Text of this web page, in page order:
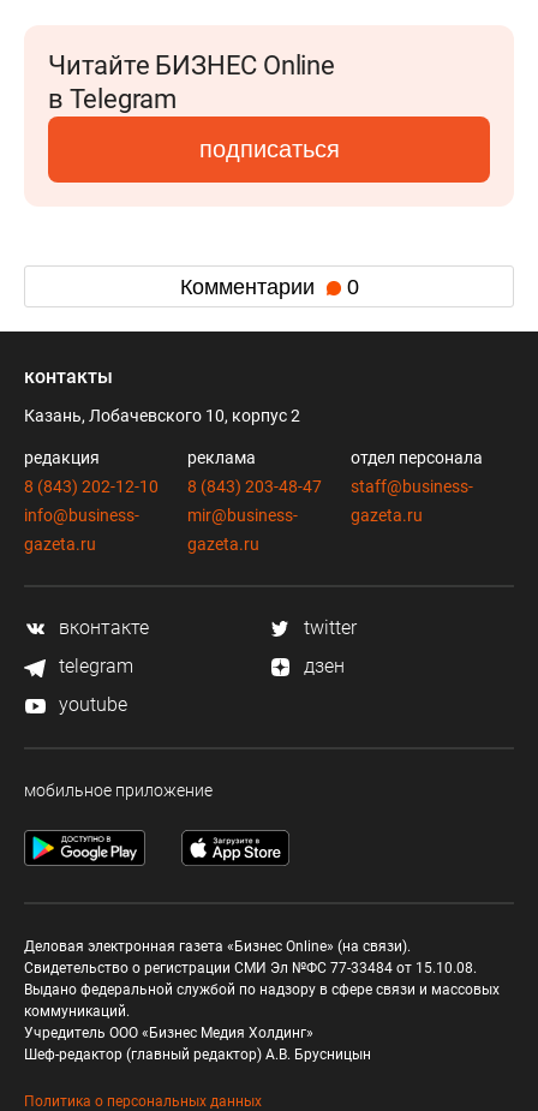
Читайте БИЗНЕС Online
в Telegram
подписаться
Комментарии 0
контакты
Казань, Лобачевского 10, корпус 2
редакция
8 (843) 202-12-10
info@business-
gazeta.ru
реклама
8 (843) 203-48-47
mir@business-
gazeta.ru
отдел персонала
staff@business-
gazeta.ru
вконтакте
twitter
telegram
дзен
youtube
мобильное приложение
Деловая электронная газета «Бизнес Online» (на связи).
Свидетельство о регистрации СМИ Эл №ФС 77-33484 от 15.10.08.
Выдано федеральной службой по надзору в сфере связи и массовых
коммуникаций.
Учредитель ООО «Бизнес Медия Холдинг»
Шеф-редактор (главный редактор) А.В. Брусницын
Политика о персональных данных